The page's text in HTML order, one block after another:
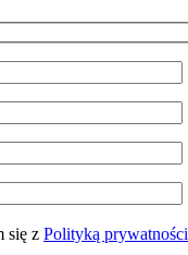
się z Polityką prywatności